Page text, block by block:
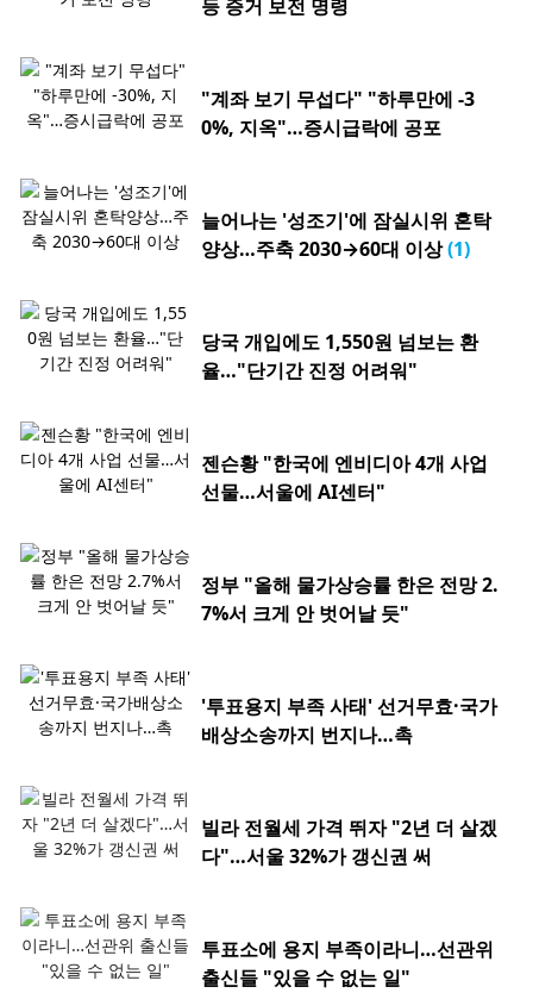
등 증거 보전 명령
"계좌 보기 무섭다" "하루만에 -3
0%, 지옥"…증시급락에 공포
늘어나는 '성조기'에 잠실시위 혼탁
양상…주축 2030→60대 이상(1)
당국 개입에도 1,550원 넘보는 환
율…"단기간 진정 어려워"
젠슨황 "한국에 엔비디아 4개 사업
선물…서울에 AI센터"
정부 "올해 물가상승률 한은 전망 2.
7%서 크게 안 벗어날 듯"
'투표용지 부족 사태' 선거무효·국가
배상소송까지 번지나…촉
빌라 전월세 가격 뛰자 "2년 더 살겠
다"…서울 32%가 갱신권 써
투표소에 용지 부족이라니…선관위
출신들 "있을 수 없는 일"